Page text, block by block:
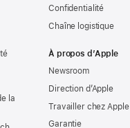
la
Confidentialité
Chaîne logistique
À propos d’Apple
Newsroom
Direction d’Apple
Travailler chez Apple
Garantie